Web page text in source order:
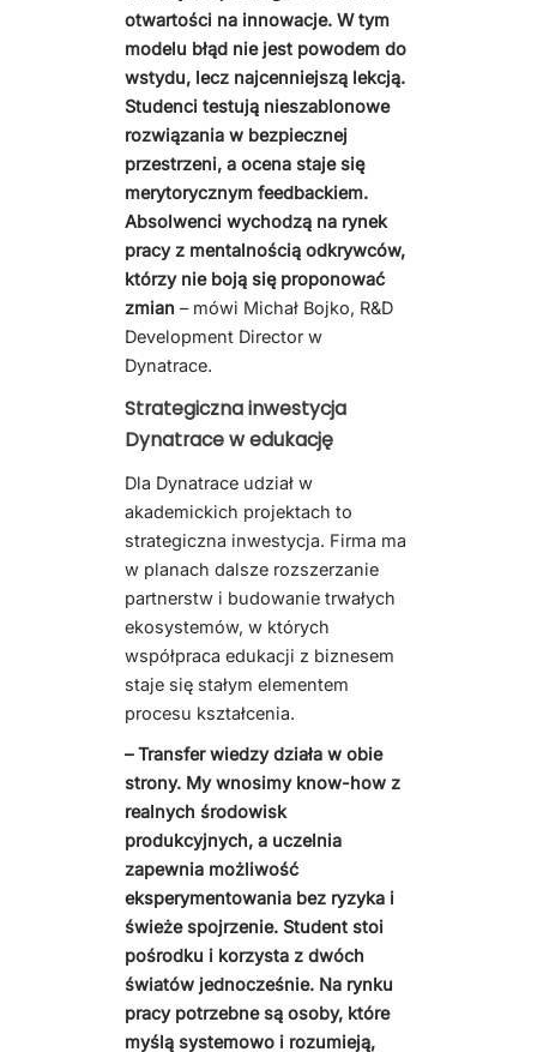
otwartości na innowacje. W tym
modelu błąd nie jest powodem do
wstydu, lecz najcenniejszą lekcją.
Studenci testują nieszablonowe
rozwiązania w bezpiecznej
przestrzeni, a ocena staje się
merytorycznym feedbackiem.
Absolwenci wychodzą na rynek
pracy z mentalnością odkrywców,
którzy nie boją się proponować
zmian – mówi Michał Bojko, R&D
Development Director w
Dynatrace.
Strategiczna inwestycja
Dynatrace w edukację
Dla Dynatrace udział w
akademickich projektach to
strategiczna inwestycja. Firma ma
w planach dalsze rozszerzanie
partnerstw i budowanie trwałych
ekosystemów, w których
współpraca edukacji z biznesem
staje się stałym elementem
procesu kształcenia.
– Transfer wiedzy działa w obie
strony. My wnosimy know-how z
realnych środowisk
produkcyjnych, a uczelnia
zapewnia możliwość
eksperymentowania bez ryzyka i
świeże spojrzenie. Student stoi
pośrodku i korzysta z dwóch
światów jednocześnie. Na rynku
pracy potrzebne są osoby, które
myślą systemowo i rozumieją,